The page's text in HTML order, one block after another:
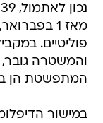
מאז 1
פוליטיים.
והמשטרה
המתפשטת הן
במישור